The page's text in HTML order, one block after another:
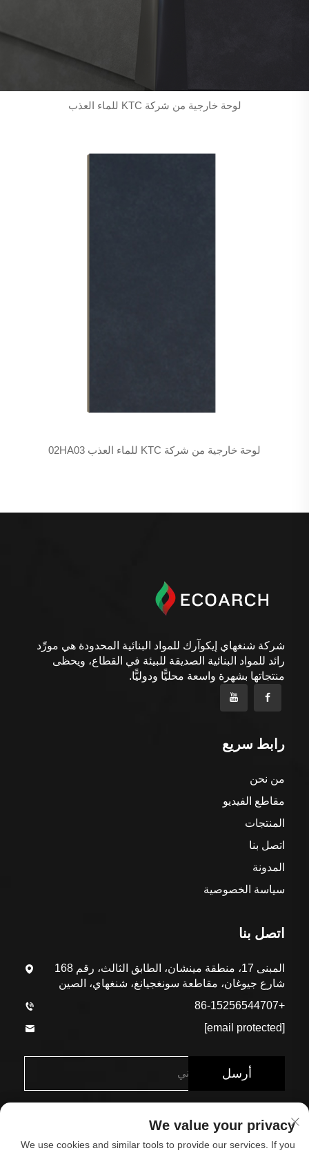
لوحة خارجية من شركة KTC للماء العذب
لوحة خارجية من شركة KTC للماء العذب 02HA03
شركة شنغهاي إيكوآرك للمواد البنائية المحدودة هي مورِّد
رائد للمواد البنائية الصديقة للبيئة في القطاع، ويحظى
منتجاتها بشهرة واسعة محليًّا ودوليًّا.
رابط سريع
من نحن
مقاطع الفيديو
المنتجات
اتصل بنا
المدونة
سياسة الخصوصية
اتصل بنا
المبنى 17، منطقة مينشان، الطابق الثالث، رقم 168
شارع جيوغان، مقاطعة سونغجيانغ، شنغهاي، الصين
+86-15256544707
[email protected]
أرسل
We value your privacy
We use cookies and similar tools to provide our services. If you